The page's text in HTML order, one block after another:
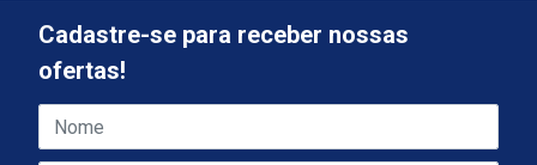
Cadastre-se para receber nossas
ofertas!